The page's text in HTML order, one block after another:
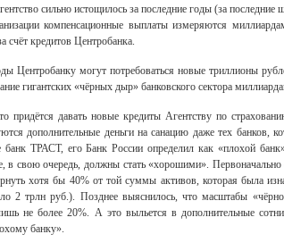
сильно истощилось за последние годы (за
компенсационные выплаты измеряются
счёт кредитов Центробанка.
Центробанку могут потребоваться новые триллионы
гигантских «чёрных дыр» банковского сектора
придётся давать новые кредиты Агентству по
дополнительные деньги на санацию даже тех банков,
ТРАСТ, его Банк России определил как «плохой
в свою очередь, должны стать «хорошими».
хотя бы 40% от той суммы активов, которая была
2 трлн руб.). Позднее выяснилось, что масштабы
не более 20%. А это выльется в дополнительные
банку».